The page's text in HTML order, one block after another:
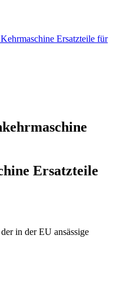
Ersatzteile für
Ersatzteile
in der EU ansässige